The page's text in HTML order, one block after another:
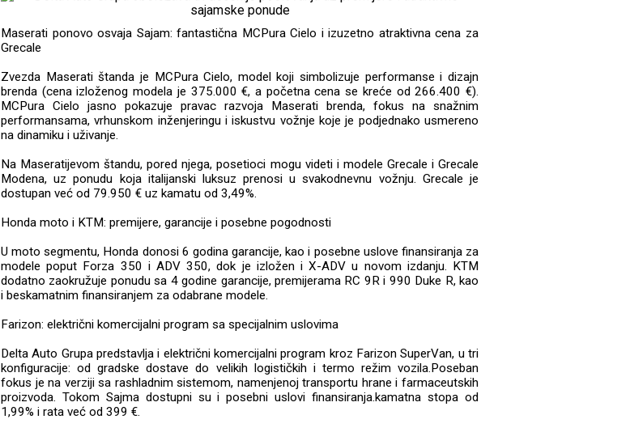
Maserati ponovo osvaja Sajam: fantastična MCPura Cielo i izuzetno atraktivna cena za
Grecale
Zvezda Maserati štanda je MCPura Cielo, model koji simbolizuje performanse i dizajn
brenda (cena izloženog modela je 375.000 €, a početna cena se kreće od 266.400 €).
MCPura Cielo jasno pokazuje pravac razvoja Maserati brenda, fokus na snažnim
performansama, vrhunskom inženjeringu i iskustvu vožnje koje je podjednako usmereno
na dinamiku i uživanje.
Na Maseratijevom štandu, pored njega, posetioci mogu videti i modele Grecale i Grecale
Modena, uz ponudu koja italijanski luksuz prenosi u svakodnevnu vožnju. Grecale je
dostupan već od 79.950 € uz kamatu od 3,49%.
Honda moto i KTM: premijere, garancije i posebne pogodnosti
U moto segmentu, Honda donosi 6 godina garancije, kao i posebne uslove finansiranja za
modele poput Forza 350 i ADV 350, dok je izložen i X-ADV u novom izdanju. KTM
dodatno zaokružuje ponudu sa 4 godine garancije, premijerama RC 9R i 990 Duke R, kao
i beskamatnim finansiranjem za odabrane modele.
Farizon: električni komercijalni program sa specijalnim uslovima
Delta Auto Grupa predstavlja i električni komercijalni program kroz Farizon SuperVan, u tri
konfiguracije: od gradske dostave do velikih logističkih i termo režim vozila.Poseban
fokus je na verziji sa rashladnim sistemom, namenjenoj transportu hrane i farmaceutskih
proizvoda. Tokom Sajma dostupni su i posebni uslovi finansiranja.kamatna stopa od
1,99% i rata već od 399 €.